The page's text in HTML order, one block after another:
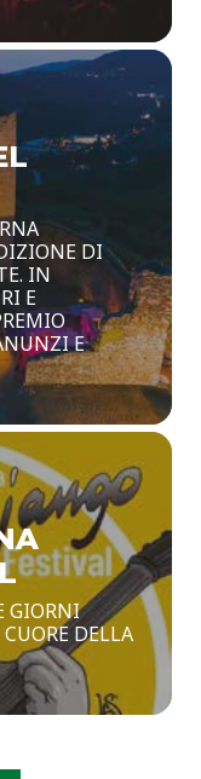
DI
IN
E
E
GIORNI
DELLA